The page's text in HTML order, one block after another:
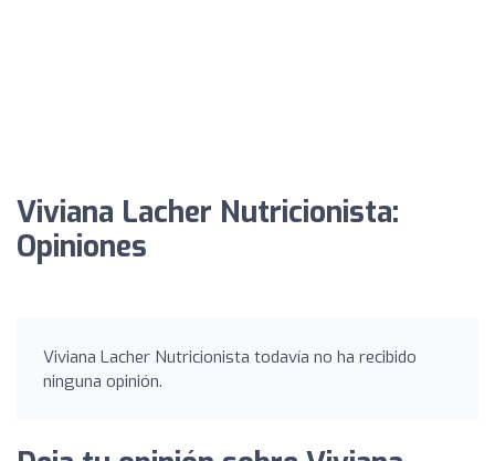
Viviana Lacher Nutricionista:
Opiniones
Viviana Lacher Nutricionista todavía no ha recibido
ninguna opinión.